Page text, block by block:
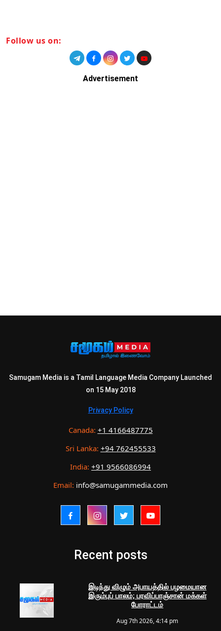
Follow us on:
Advertisement
Samugam Media is a Tamil Language Media Company Launched
on 15 May 2018
Privacy Policy
Canada: +1 4166487775
Sri Lanka: +94 762455533
India: +91 9566086994
Email: info@samugammedia.com
Recent posts
இடிந்து விழும் அபாயத்தில் பழமையான
இரும்புப் பாலம்; பரவிப்பாஞ்சான் மக்கள்
போராட்டம்
Aug 7th 2026, 4:14 pm